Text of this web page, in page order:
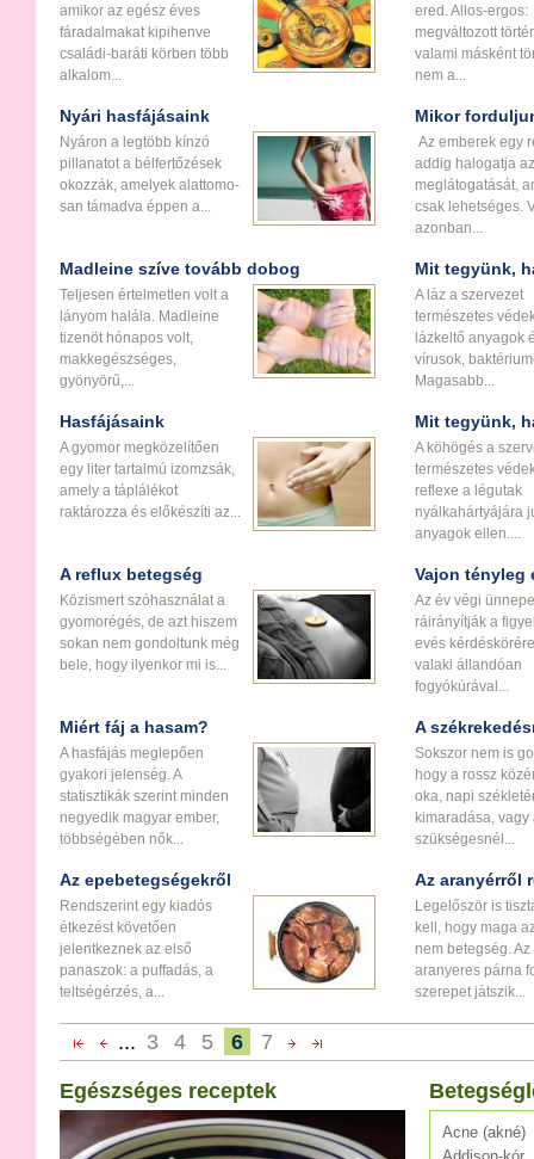
amikor az egész éves
fáradalmakat kipihenve
családi-baráti körben több
alkalom...
ered. Allos-ergos:
megváltozott
valami másként
nem a...
Nyári hasfájásaink
Nyáron a legtöbb kínzó
pillanatot a bél­fer­tő­zések
okozzák, amelyek alatto­mo­
san támadva éppen a...
Mikor
Az emberek egy
addig halogatja
meglátogatását,
csak lehetséges.
azonban...
Madleine szíve tovább dobog
Teljesen értelmetlen volt a
lányom halála. Madleine
tizenöt hónapos volt,
makkegészséges,
gyönyörű,...
Mit tegyünk,
A láz a szervezet
természetes
lázkeltő anyagok
vírusok,
Magasabb...
Hasfájásaink
A gyomor megközelítően
egy liter tartalmú izomzsák,
amely a táplálékot
raktározza és előkészíti az...
Mit tegyünk,
A köhögés a
természetes
reflexe a légutak
nyálkahártyájára
anyagok ellen....
A reflux betegség
Közismert szóhasználat a
gyomorégés, de azt hiszem
sokan nem gondoltunk még
bele, hogy ilyenkor mi is...
Vajon tényleg
Az év végi
ráirányítják a
evés
valaki állandóan
fogyókúrával...
Miért fáj a hasam?
A hasfájás meglepően
gyakori jelenség. A
statisztikák szerint minden
negyedik magyar ember,
többségében nők...
A
Sokszor nem is
hogy a rossz
oka, napi
kimaradása, vagy
szükségesnél...
Az epebetegségekről
Rendszerint egy kiadós
étkezést követően
jelentkeznek az első
panaszok: a puffadás, a
teltségérzés, a...
Az aranyérről
Legelőször is
kell, hogy maga
nem betegség. Az
aranyeres párna
szerepet játszik...
... 3 4 5 6 7
Egészséges receptek
Acne (akné)